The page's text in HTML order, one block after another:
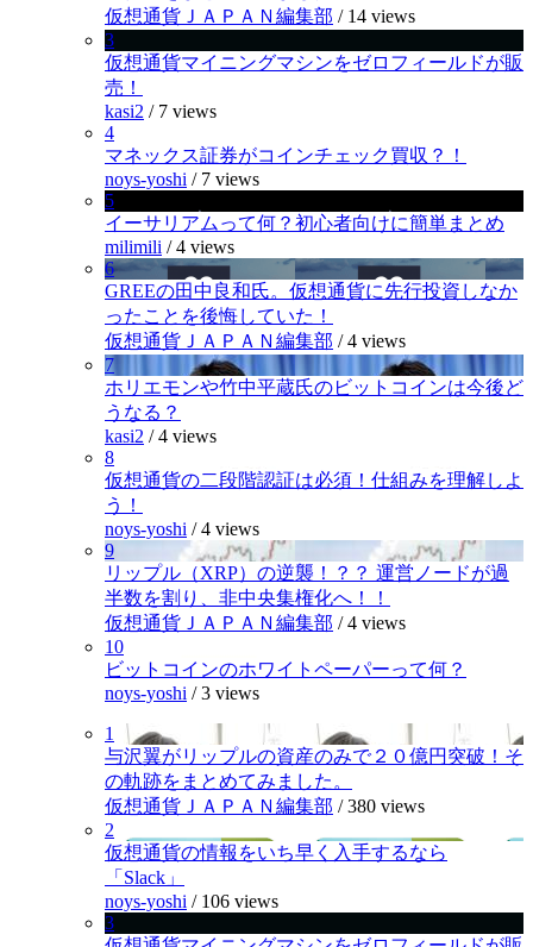
仮想通貨ＪＡＰＡＮ編集部 / 14 views
3
仮想通貨マイニングマシンをゼロフィールドが販
売！
kasi2 / 7 views
4
マネックス証券がコインチェック買収？！
noys-yoshi / 7 views
5
イーサリアムって何？初心者向けに簡単まとめ
milimili /4 views
6
GREEの田中良和氏。仮想通貨に先行投資しなか
ったことを後悔していた！
仮想通貨ＪＡＰＡＮ編集部 /4 views
7
ホリエモンや竹中平蔵氏のビットコインは今後ど
うなる？
kasi2 /4 views
8
仮想通貨の二段階認証は必須！仕組みを理解しよ
う！
noys-yoshi /4 views
9
リップル（XRP）の逆襲！？？ 運営ノードが過
半数を割り、非中央集権化へ！！
仮想通貨ＪＡＰＡＮ編集部 /4 views
10
ビットコインのホワイトペーパーって何？
noys-yoshi /3 views
1
与沢翼がリップルの資産のみで２０億円突破！そ
の軌跡をまとめてみました。
仮想通貨ＪＡＰＡＮ編集部 /380 views
2
仮想通貨の情報をいち早く入手するなら
「Slack」
noys-yoshi / 106 views
3